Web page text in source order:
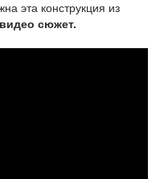
эта конструкция из
сюжет.